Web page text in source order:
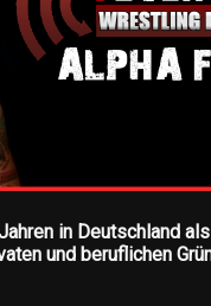
in Deutschland
und beruflichen